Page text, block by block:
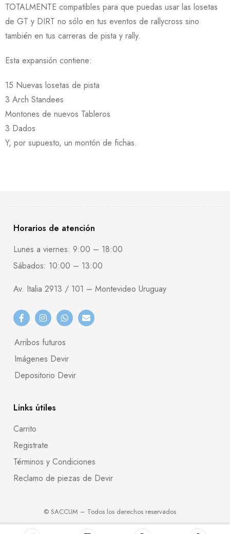
TOTALMENTE compatibles para que puedas usar las losetas
de GT y DIRT no sólo en tus eventos de rallycross sino
también en tus carreras de pista y rally.
Esta expansión contiene:
15 Nuevas losetas de pista
3 Arch Standees
Montones de nuevos Tableros
3 Dados
Y, por supuesto, un montón de fichas.
Horarios de atención
Lunes a viernes: 9:00 – 18:00
Sábados: 10:00 – 13:00
Av. Italia 2913 / 101 – Montevideo Uruguay
Arribos futuros
Imágenes Devir
Depositorio Devir
Links útiles
Carrito
Registrate
Términos y Condiciones
Reclamo de piezas de Devir
© SACCUM – Todos los derechos reservados